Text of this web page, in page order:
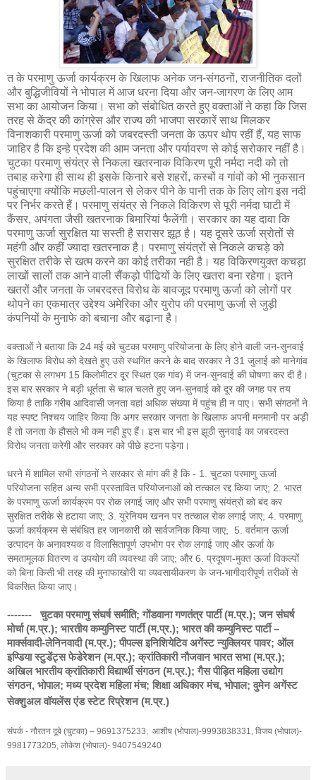
त के परमाणु ऊर्जा कार्यक्रम के खिलाफ अनेक जन-संगठनों, राजनीतिक दलों
और बुद्धिजीवियों ने भोपाल में आज धरना दिया और जन-जागरण के लिए आम
सभा का आयोजन किया। सभा को संबोधित करते हुए वक्ताओं ने कहा कि जिस
तरह से केंद्र की कांग्रेस और राज्य की भाजपा सरकारें साथ मिलकर
विनाशकारी परमाणु ऊर्जा को जबरदस्ती जनता के ऊपर थोप रहीं हैं, यह साफ
जाहिर है कि इन्हे प्रदेश की आम जनता और पर्यावरण से कोई सरोकार नहीं है।
चुटका परमाणु संयंत्र से निकला खतरनाक विकिरण पूरी नर्मदा नदी को तो
तबाह करेगा ही साथ ही इसके किनारे बसे शहरों, कस्बों व गांवों को भी नुकसान
पहुंचाएगा क्योंकि मछली-पालन से लेकर पीने के पानी तक के लिए लोग इस नदी
पर निर्भर करते हैं। परमाणु संयंत्र से निकले विकिरण से पूरी नर्मदा घाटी में
कैंसर, अपंगता जैसी खतरनाक बिमारियां फैलेंगी। सरकार का यह दावा कि
परमाणु ऊर्जा सुरक्षित या सस्ती है सरासर झूठ है। यह दूसरे ऊर्जा स्रोतों से
महंगी और कहीं ज्यादा खतरनाक है। परमाणु संयंत्रों से निकले कचड़े को
सुरक्षित तरीके से खत्म करने का कोई तरीका नही है। यह विकिरणयुक्त कचड़ा
लाखों सालों तक आने वाली सैंकड़ो पीढियों के लिए खतरा बना रहेगा। इतने
खतरों और जनता के जबरदस्त विरोध के बावजूद परमाणु ऊर्जा को लोगों पर
थोपने का एकमात्र उद्देश्य अमेरिका और युरोप की परमाणु ऊर्जा से जुड़ी
कंपनियों के मुनाफे को बचाना और बढ़ाना है।
वक्ताओं ने बताया कि 24 मई को चुटका परमाणु परियोजना के लिए होने वाली जन-सुनवाई
के खिलाफ विरोध को देखते हुए उसे स्थगित करने के बाद सरकार ने 31 जुलाई को मानेगांव
(चुटका से लगभग 15 किलोमीटर दूर स्थित एक गांव) में जन-सुनवाई की घोषणा कर दी है।
इस बार सरकार ने बड़ी धूर्तता से चाल चलते हुए जन-सुनवाई को दूर की जगह पर तय
किया है ताकि गरीब आदिवासी जनता वहां अधिक संख्या में पहुंच ही न पाए। सभी संगठनों ने
यह स्पष्ट निश्चय जाहिर किया कि अगर सरकार जनता के खिलाफ अपनी मनमानी पर अड़ी
है तो जनता के हौसले भी कम नही हुए हैं। इस बार भी इस झूठी सुनवाई का जबरदस्त
विरोध जनता करेगी और सरकार को पीछे हटना पड़ेगा।
धरने में शामिल सभी संगठनों ने सरकार से मांग की है कि - 1. चुटका परमाणु ऊर्जा
परियोजना सहित अन्य सभी प्रस्तावित परियोजनाओं को तत्काल रद्द किया जाए; 2. भारत
के परमाणु ऊर्जा कार्यक्रम पर रोक लगाई जाए और सभी परमाणु संयंत्रों को बंद कर
सुरक्षित तरीके से हटाया जाए; 3. युरेनियम खनन पर तत्काल रोक लगाई जाए; 4. परमाणु
ऊर्जा कार्यक्रम से संबंधित हर जानकारी को सार्वजनिक किया जाए; 5. वर्तमान ऊर्जा
उत्पादन के अनावश्यक व विलासितापूर्ण उपभोग पर रोक लगाई जाए और ऊर्जा के
समतामूलक वितरण व उपयोग की व्यवस्था की जाए; और 6. प्रदूषण-मुक्त ऊर्जा विकल्पों
को बिना किसी भी तरह की मुनाफाखोरी या व्यवसायीकरण के जन-भागीदारीपूर्ण तरीकों से
विकसित किया जाए।
------- चुटका परमाणु संघर्ष समीति; गोंडवाना गणतंत्र पार्टी (म.प्र.); जन संघर्ष
मोर्चा (म.प्र.); भारतीय कम्युनिस्ट पार्टी (म.प्र.); भारत की कम्युनिस्ट पार्टी –
मार्क्सवादी-लेनिनवादी (म.प्र.); पीपल्स इनिशियेटिव अगेंस्ट न्युक्लियर पावर; ऑल
इण्डिया स्टुडेंट्स फेडेरेशन (म.प्र.); क्रांतिकारी नौजवान भारत सभा (म.प्र.);
अखिल भारतीय क्रांतिकारी विद्यार्थी संगठन (म.प्र.); गैस पीड़ित महिला उद्योग
संगठन, भोपाल; मध्य प्रदेश महिला मंच; शिक्षा अधिकार मंच, भोपाल; वुमेन अगेंस्ट
सेक्शुअल वॉयलेंस एंड स्टेट रिप्रेशन (म.प्र.)
संपर्क - नौरतन दूबे (चुटका) – 9691375233, आशीष (भोपाल)-9993838331, विजय (भोपाल)-
9981773205, लोकेश (भोपाल)- 9407549240